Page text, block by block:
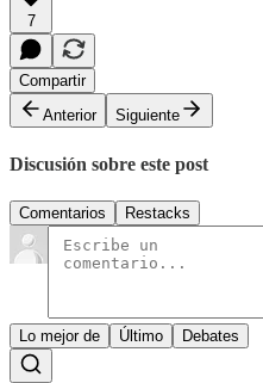
7
Compartir
Anterior
Siguiente
Discusión sobre este post
Comentarios Restacks
Lo mejor de Último Debates